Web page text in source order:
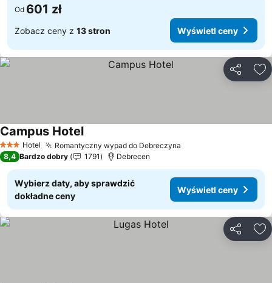
Od 601 zł
Zobacz ceny z 13 stron Wyświetl ceny
3 Kategoria
Hotel Romantyczny wypad do Debreczyna
Campus HotelWyświetl ceny
8,4 Bardzo dobry 1791 Debrecen
Wybierz daty, aby sprawdzić
dokładne ceny
Wyświetl ceny